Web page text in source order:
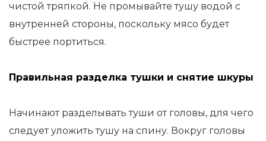
чистой тряпкой. Не промывайте тушу водой с
внутренней стороны, поскольку мясо будет
быстрее портиться.
Правильная разделка тушки и снятие шкуры
Начинают разделывать туши от головы, для чего
следует уложить тушу на спину. Вокруг головы